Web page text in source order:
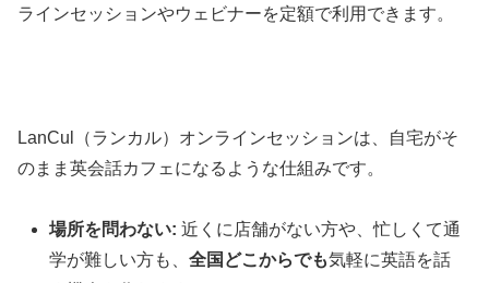
ラインセッションやウェビナーを定額で利用できます。
LanCul（ランカル）オンラインセッションは、自宅がそ
のまま英会話カフェになるような仕組みです。
場所を問わない: 近くに店舗がない方や、忙しくて通
学が難しい方も、全国どこからでも気軽に英語を話